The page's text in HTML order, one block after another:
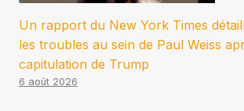
Un rapport du New York Times
les troubles au sein de Paul Weiss
capitulation de Trump
6 août 2026